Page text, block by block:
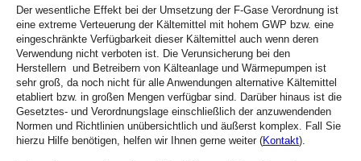
Der wesentliche Effekt bei der Umsetzung der F-Gase Verordnung ist
eine extreme Verteuerung der Kältemittel mit hohem GWP bzw. eine
eingeschränkte Verfügbarkeit dieser Kältemittel auch wenn deren
Verwendung nicht verboten ist. Die Verunsicherung bei den
Herstellern und Betreibern von Kälteanlage und Wärmepumpen ist
sehr groß, da noch nicht für alle Anwendungen alternative Kältemittel
etabliert bzw. in großen Mengen verfügbar sind. Darüber hinaus ist die
Gesetztes- und Verordnungslage einschließlich der anzuwendenden
Normen und Richtlinien unübersichtlich und äußerst komplex. Fall Sie
hierzu Hilfe benötigen, helfen wir Ihnen gerne weiter (Kontakt).